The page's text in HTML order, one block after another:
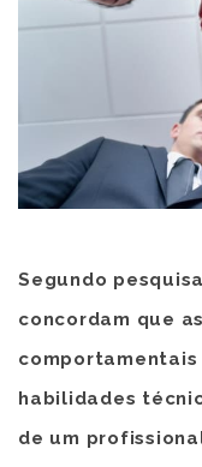
Segundo
concordam que
habilidades
de um